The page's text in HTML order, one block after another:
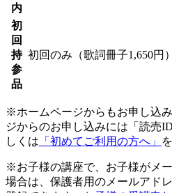
内
初
回
持
参
品
初回のみ（歌詞冊子1,650円）
※ホームページからもお申し込
ジからのお申し込みには「読売
しくは 「初めてご利用の方へ」
※お子様の講座で、お子様がメ
場合は、保護者用のメールアド